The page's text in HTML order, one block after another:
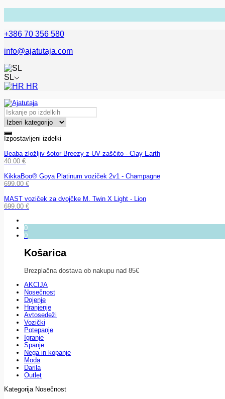
+386 70 356 580
info@ajatutaja.com
SL
HR
Izpostavljeni izdelki
Beaba zložljiv šotor Breezy z UV zaščito - Clay Earth
40.00 €
KikkaBoo® Goya Platinum voziček 2v1 - Champagne
699.00 €
MAST voziček za dvojčke M. Twin X Light - Lion
699.00 €
0
0
Košarica
Brezplačna dostava ob nakupu nad 85€
AKCIJA
Nosečnost
Dojenje
Hranjenje
Avtosedeži
Vozički
Potepanje
Igranje
Spanje
Nega in kopanje
Moda
Darila
Outlet
Kategorija Nosečnost